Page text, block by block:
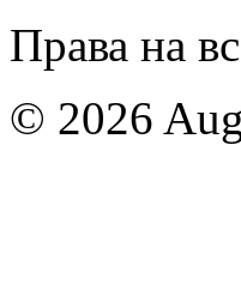
Права на
© 2026